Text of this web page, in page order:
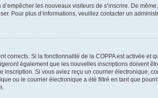
les nouveaux visiteurs de s’inscrire. De
Pour plus d’informations, veuillez contacter un
corrects. Si la fonctionnalité de la COPPA est activée et
également que les nouvelles inscriptions doivent
Si vous aviez reçu un courrier électronique,
ou le courrier électronique a été filtré en tant que